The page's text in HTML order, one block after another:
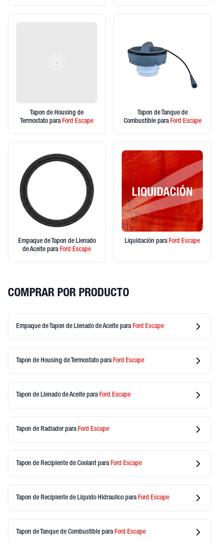
Tapon de Housing de
Termostato paraFord Escape
Tapon de Tanque de
Combustible paraFord Escape
Empaque de Tapon de Llenado
de Aceite paraFord Escape
Liquidación paraFord Escape
COMPRAR POR PRODUCTO
Empaque de Tapon de Llenado de Aceite para Ford Escape
Tapon de Housing de Termostato para Ford Escape
Tapon de Llenado de Aceite para Ford Escape
Tapon de Radiadorpara Ford Escape
Tapon de Recipiente de Coolant para Ford Escape
Tapon de Recipiente de Liquido Hidraulico para Ford Escape
Tapon de Tanque de Combustible para Ford Escape